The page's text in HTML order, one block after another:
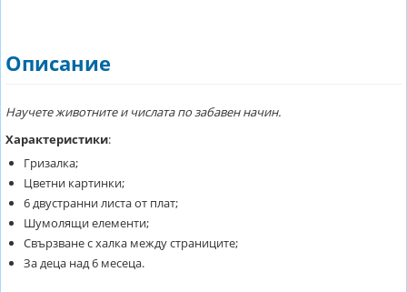
Описание
Научете животните и числата по забавен начин.
Характеристики:
Гризалка;
Цветни картинки;
6 двустранни листа от плат;
Шумолящи елементи;
Свързване с халка между страниците;
За деца над 6 месеца.